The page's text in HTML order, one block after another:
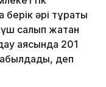
әрі тұрақты
салып жатқан
аясында 201
деп